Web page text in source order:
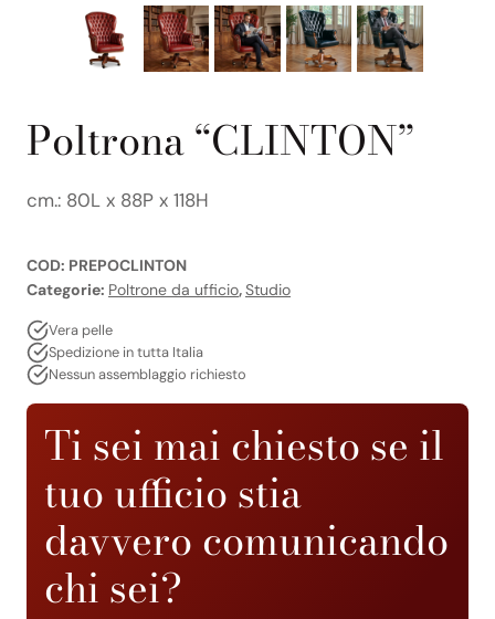
Poltrona “CLINTON”
cm.: 80L x 88P x 118H
COD: PREPOCLINTON
Categorie: Poltrone da ufficio,Studio
Vera pelle
Spedizione in tutta Italia
Nessun assemblaggio richiesto
Ti sei mai chiesto se il
tuo ufficio stia
davvero comunicando
chi sei?